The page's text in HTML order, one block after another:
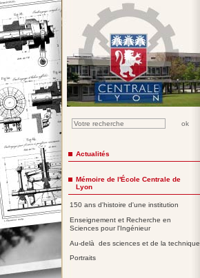
Actualités
Mémoire de l'École Centrale de
Lyon
150 ans d'histoire d'une institution
Enseignement et Recherche en
Sciences pour l'Ingénieur
Au-delà des sciences et de la technique
Portraits